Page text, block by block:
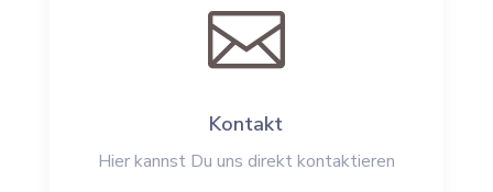

Kontakt
Hier kannst Du uns direkt kontaktieren